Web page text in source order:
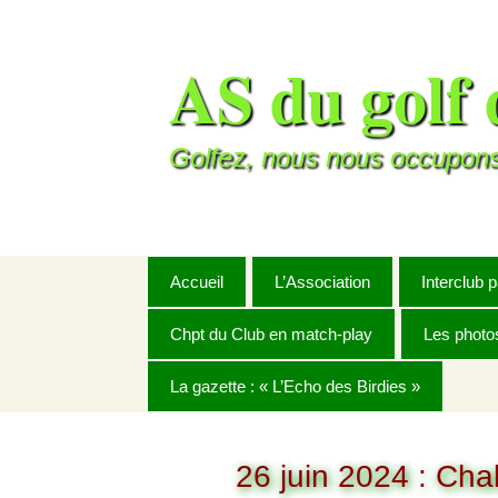
AS du golf
Golfez, nous nous
Accueil L’Association
Le mot du Président
Buts et objectifs
Interclub
Master
Chpt du Club en match-play
Règlement
NET mixte
Les
La gazette : « L’Echo des Birdies »
Octobre
Janvier
26 juin 2024 :